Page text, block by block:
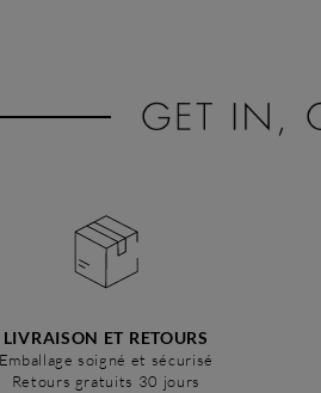
LIVRAISON ET RETOURS
Emballage soigné et sécurisé
Retours gratuits 30 jours